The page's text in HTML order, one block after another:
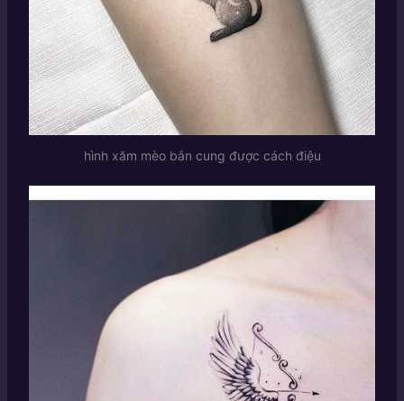
hình xăm mèo bắn cung được cách điệu